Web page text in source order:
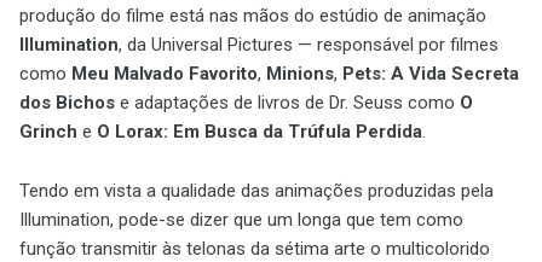
produção do filme está nas mãos do estúdio de animação
Illumination, da Universal Pictures — responsável por filmes
como Meu Malvado Favorito, Minions, Pets: A Vida Secreta
dos Bichos e adaptações de livros de Dr. Seuss como O
Grinch e O Lorax: Em Busca da Trúfula Perdida.
Tendo em vista a qualidade das animações produzidas pela
Illumination, pode-se dizer que um longa que tem como
função transmitir às telonas da sétima arte o multicolorido